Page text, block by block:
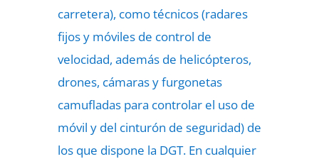
carretera), como técnicos (radares
fijos y móviles de control de
velocidad, además de helicópteros,
drones, cámaras y furgonetas
camufladas para controlar el uso de
móvil y del cinturón de seguridad) de
los que dispone la DGT. En cualquier